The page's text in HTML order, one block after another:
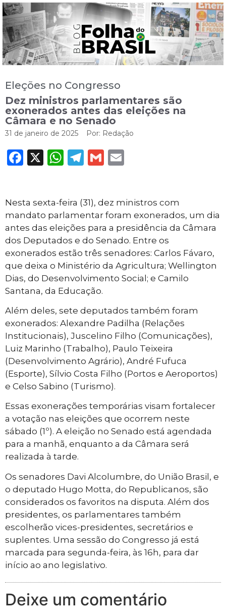
Eleções no Congresso
Dez ministros parlamentares são
exonerados antes das eleições na
Câmara e no Senado
31 de janeiro de 2025 Por: Redação
Facebook
X WhatsApp
Telegram
Gmail
Nesta sexta-feira (31), dez ministros com
mandato parlamentar foram exonerados, um dia
antes das eleições para a presidência da Câmara
dos Deputados e do Senado. Entre os
exonerados estão três senadores: Carlos Fávaro,
que deixa o Ministério da Agricultura; Wellington
Dias, do Desenvolvimento Social; e Camilo
Santana, da Educação.
Além deles, sete deputados também foram
exonerados: Alexandre Padilha (Relações
Institucionais), Juscelino Filho (Comunicações),
Luiz Marinho (Trabalho), Paulo Teixeira
(Desenvolvimento Agrário), André Fufuca
(Esporte), Sílvio Costa Filho (Portos e Aeroportos)
e Celso Sabino (Turismo).
Essas exonerações temporárias visam fortalecer
a votação nas eleições que ocorrem neste
sábado (1º). A eleição no Senado está agendada
para a manhã, enquanto a da Câmara será
realizada à tarde.
Os senadores Davi Alcolumbre, do União Brasil, e
o deputado Hugo Motta, do Republicanos, são
considerados os favoritos na disputa. Além dos
presidentes, os parlamentares também
escolherão vices-presidentes, secretários e
suplentes. Uma sessão do Congresso já está
marcada para segunda-feira, às 16h, para dar
início ao ano legislativo.
Deixe um comentário